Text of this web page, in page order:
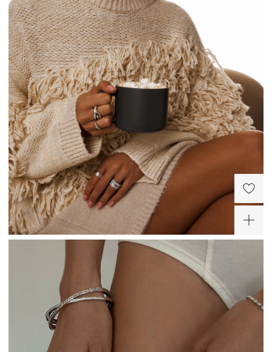
Сити Молл (СПб)
Коломяжский просп., д.17
Пионерская
Режим работы 10:00 - 22:00
Серебряное
разомкнутое кольцо с
фианитами в огранке
Круг
7 900 ₽
Кольцо многослойное с
фианитами серебряное
10 900 ₽